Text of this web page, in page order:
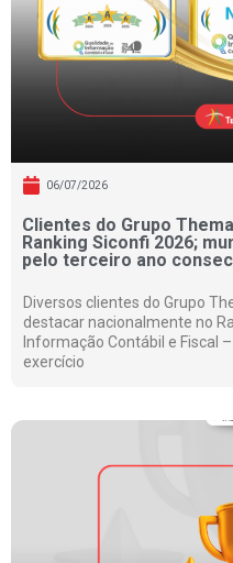
06/07/2026
Clientes do Grupo
Ranking Siconfi 2026;
pelo terceiro ano
Diversos clientes do Grupo
destacar nacionalmente no
Informação Contábil e Fiscal
exercício